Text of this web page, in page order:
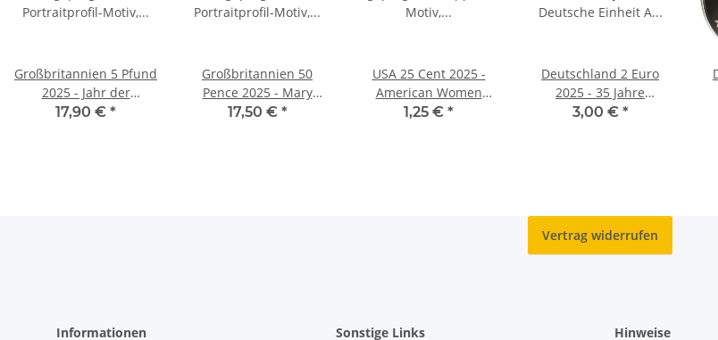
Großbritannien 5 Pfund
2025 - Jahr der
Schlange - BU
17,90 € *
Großbritannien 50
Pence 2025 - Mary
Poppins
17,50 € *
USA 25 Cent 2025 -
American Women
Quarter #12 - Dr. Vera
1,25 € *
Deutschland 2 Euro
2025 - 35 Jahre
Deutsche Einheit A
3,00 € *
Vertrag widerrufen
Informationen Sonstige Links Hinweise